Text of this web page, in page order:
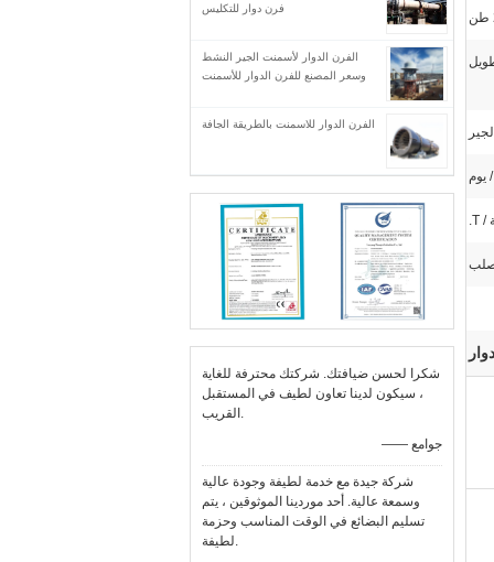
فرن دوار للتكليس
الفرن الدوار لأسمنت الجير النشط
وسعر المصنع للفرن الدوار للأسمنت
الفرن الدوار للاسمنت بالطريقة الجافة
شكرا لحسن ضيافتك. شركتك محترفة للغاية
، سيكون لدينا تعاون لطيف في المستقبل
القريب.
—— جوامع
شركة جيدة مع خدمة لطيفة وجودة عالية
وسمعة عالية. أحد موردينا الموثوقين ، يتم
تسليم البضائع في الوقت المناسب وحزمة
لطيفة.